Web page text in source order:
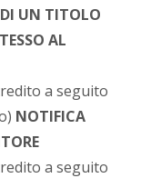
UN TITOLO
AL
a seguito
NOTIFICA
a seguito